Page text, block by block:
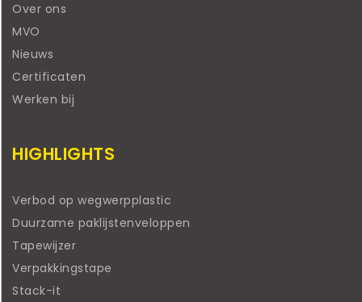
Over ons
MVO
Nieuws
Certificaten
Werken bij
HIGHLIGHTS
Verbod op wegwerpplastic
Duurzame paklijstenveloppen
Tapewijzer
Verpakkingstape
Stack-it